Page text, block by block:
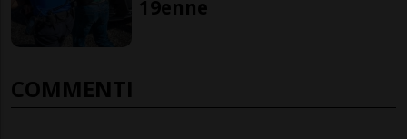
19enne
COMMENTI